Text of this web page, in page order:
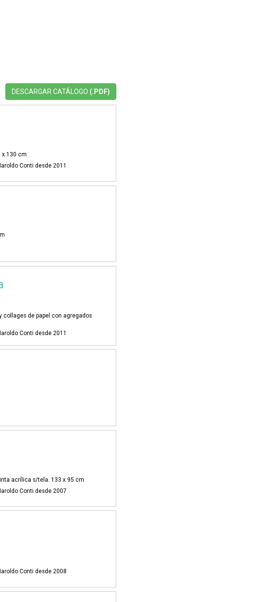
DESCARGAR CATÁLOGO (.PDF)
x 130 cm
Conti desde 2011
collages de papel con agregados
Conti desde 2011
acrílica s/tela. 133 x 95 cm
Conti desde 2007
Conti desde 2008